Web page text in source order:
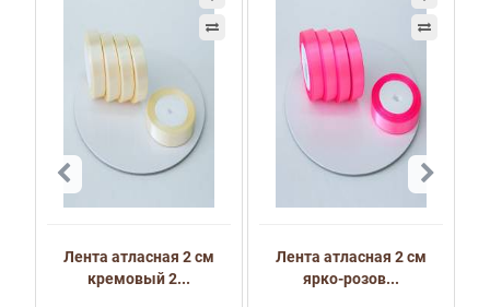
Лента атласная 2 см
кремовый 2...
Лента атласная 2 см
ярко-розов...